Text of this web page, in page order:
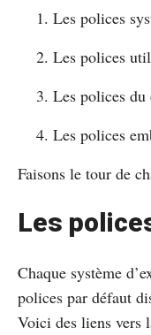
Les polices
Les polices
Les polices
Les polices
Faisons le tour de
Les
Chaque système
polices par défaut
Voici des liens vers